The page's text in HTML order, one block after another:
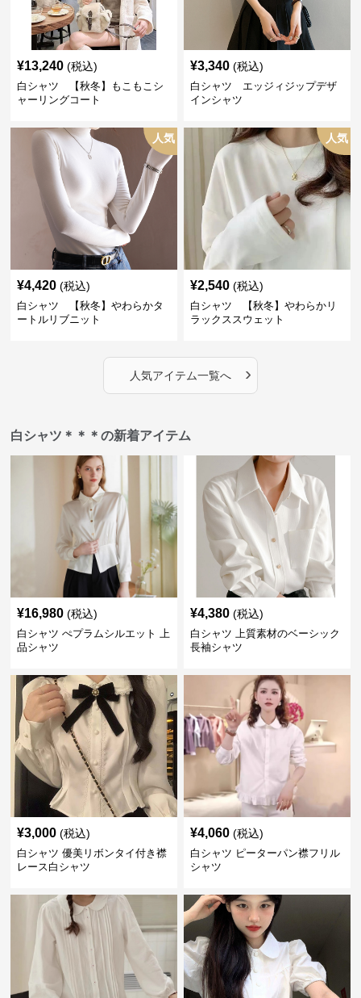
¥13,240 (税込)
白シャツ 【秋冬】もこもこシ
ャーリングコート
¥3,340 (税込)
白シャツ エッジィジップデザ
インシャツ
人気
¥4,420 (税込)
白シャツ 【秋冬】やわらかタ
ートルリブニット
人気
¥2,540 (税込)
白シャツ 【秋冬】やわらかリ
ラックススウェット
人気アイテム一覧へ ›
白シャツ＊＊＊の新着アイテム
¥16,980 (税込)
白シャツ ぺプラムシルエット 上
品シャツ
¥4,380 (税込)
白シャツ 上質素材のベーシック
長袖シャツ
¥3,000 (税込)
白シャツ 優美リボンタイ付き襟
レース白シャツ
¥4,060 (税込)
白シャツ ピーターパン襟フリル
シャツ